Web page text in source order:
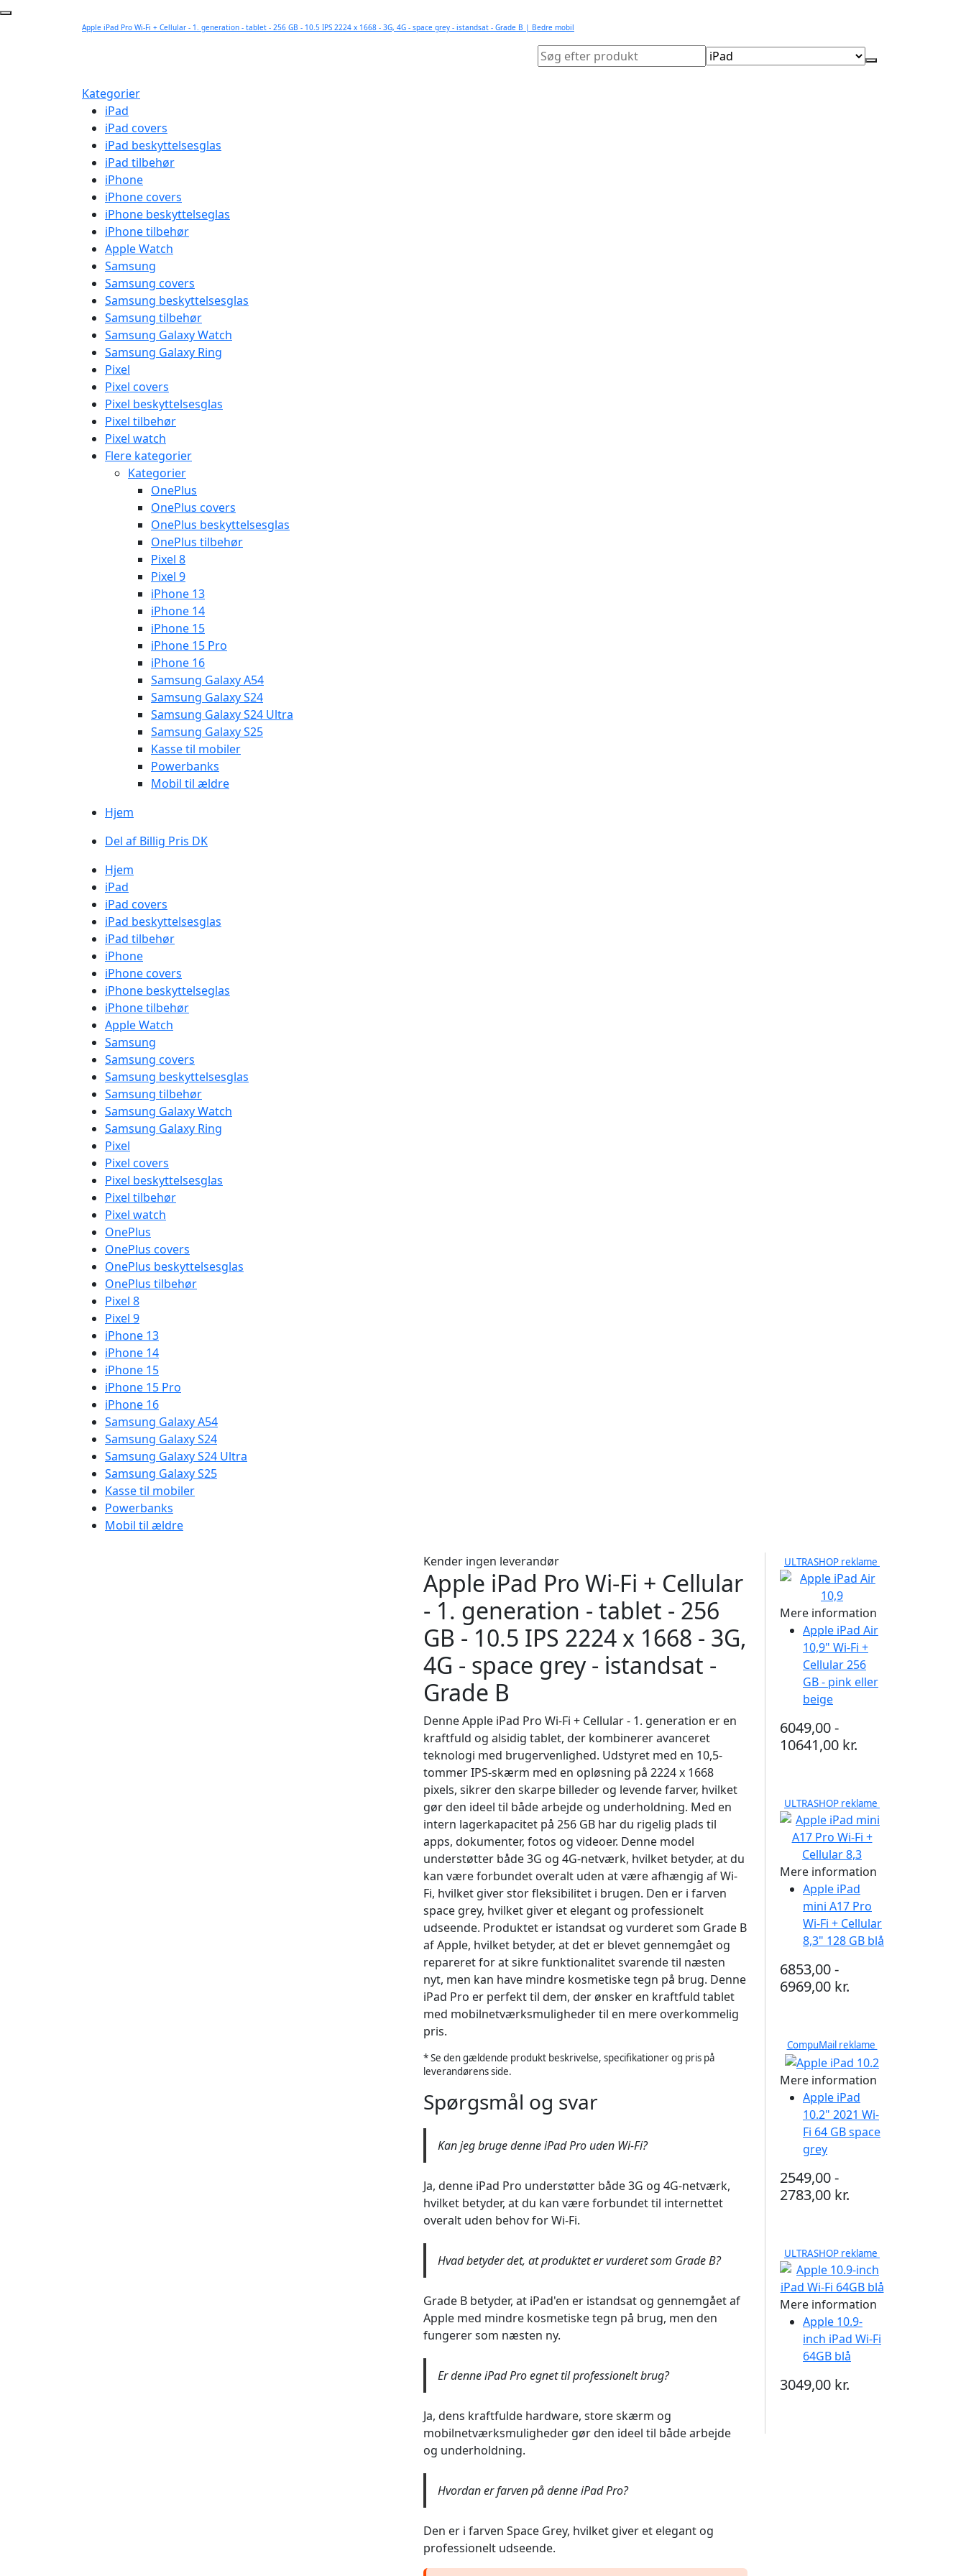
Apple iPad Pro Wi-Fi + Cellular - 1. generation - tablet - 256 GB - 10.5 IPS 2224 x 1668 - 3G, 4G - space grey - istandsat - Grade B | Bedre mobil
Kategorier
iPad
iPad covers
iPad beskyttelsesglas
iPad tilbehør
iPhone
iPhone covers
iPhone beskyttelseglas
iPhone tilbehør
Apple Watch
Samsung
Samsung covers
Samsung beskyttelsesglas
Samsung tilbehør
Samsung Galaxy Watch
Samsung Galaxy Ring
Pixel
Pixel covers
Pixel beskyttelsesglas
Pixel tilbehør
Pixel watch
Flere kategorier
Kategorier
OnePlus
OnePlus covers
OnePlus beskyttelsesglas
OnePlus tilbehør
Pixel 8
Pixel 9
iPhone 13
iPhone 14
iPhone 15
iPhone 15 Pro
iPhone 16
Samsung Galaxy A54
Samsung Galaxy S24
Samsung Galaxy S24 Ultra
Samsung Galaxy S25
Kasse til mobiler
Powerbanks
Mobil til ældre
Hjem
Del af Billig Pris DK
Hjem
iPad
iPad covers
iPad beskyttelsesglas
iPad tilbehør
iPhone
iPhone covers
iPhone beskyttelseglas
iPhone tilbehør
Apple Watch
Samsung
Samsung covers
Samsung beskyttelsesglas
Samsung tilbehør
Samsung Galaxy Watch
Samsung Galaxy Ring
Pixel
Pixel covers
Pixel beskyttelsesglas
Pixel tilbehør
Pixel watch
OnePlus
OnePlus covers
OnePlus beskyttelsesglas
OnePlus tilbehør
Pixel 8
Pixel 9
iPhone 13
iPhone 14
iPhone 15
iPhone 15 Pro
iPhone 16
Samsung Galaxy A54
Samsung Galaxy S24
Samsung Galaxy S24 Ultra
Samsung Galaxy S25
Kasse til mobiler
Powerbanks
Mobil til ældre
Kender ingen leverandør
Apple iPad Pro Wi-Fi + Cellular
- 1. generation - tablet - 256
GB - 10.5 IPS 2224 x 1668 - 3G,
4G - space grey - istandsat -
Grade B
Denne Apple iPad Pro Wi-Fi + Cellular - 1. generation er en
kraftfuld og alsidig tablet, der kombinerer avanceret
teknologi med brugervenlighed. Udstyret med en 10,5-
tommer IPS-skærm med en opløsning på 2224 x 1668
pixels, sikrer den skarpe billeder og levende farver, hvilket
gør den ideel til både arbejde og underholdning. Med en
intern lagerkapacitet på 256 GB har du rigelig plads til
apps, dokumenter, fotos og videoer. Denne model
understøtter både 3G og 4G-netværk, hvilket betyder, at du
kan være forbundet overalt uden at være afhængig af Wi-
Fi, hvilket giver stor fleksibilitet i brugen. Den er i farven
space grey, hvilket giver et elegant og professionelt
udseende. Produktet er istandsat og vurderet som Grade B
af Apple, hvilket betyder, at det er blevet gennemgået og
repareret for at sikre funktionalitet svarende til næsten
nyt, men kan have mindre kosmetiske tegn på brug. Denne
iPad Pro er perfekt til dem, der ønsker en kraftfuld tablet
med mobilnetværksmuligheder til en mere overkommelig
pris.
* Se den gældende produkt beskrivelse, specifikationer og pris på
leverandørens side.
Spørgsmål og svar
Kan jeg bruge denne iPad Pro uden Wi-Fi?
Ja, denne iPad Pro understøtter både 3G og 4G-netværk,
hvilket betyder, at du kan være forbundet til internettet
overalt uden behov for Wi-Fi.
Hvad betyder det, at produktet er vurderet som Grade B?
Grade B betyder, at iPad'en er istandsat og gennemgået af
Apple med mindre kosmetiske tegn på brug, men den
fungerer som næsten ny.
Er denne iPad Pro egnet til professionelt brug?
Ja, dens kraftfulde hardware, store skærm og
mobilnetværksmuligheder gør den ideel til både arbejde
og underholdning.
Hvordan er farven på denne iPad Pro?
Den er i farven Space Grey, hvilket giver et elegant og
professionelt udseende.
ULTRASHOP reklame
Mere information
Apple iPad Air
10,9" Wi-Fi +
Cellular 256
GB - pink eller
beige
6049,00 -
10641,00 kr.
ULTRASHOP reklame
Mere information
Apple iPad
mini A17 Pro
Wi-Fi + Cellular
8,3" 128 GB blå
6853,00 -
6969,00 kr.
CompuMail reklame
Mere information
Apple iPad
10.2" 2021 Wi-
Fi 64 GB space
grey
2549,00 -
2783,00 kr.
ULTRASHOP reklame
Mere information
Apple 10.9-
inch iPad Wi-Fi
64GB blå
3049,00 kr.